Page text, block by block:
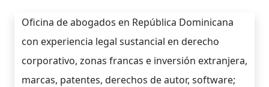
Oficina de abogados en República Dominicana
con experiencia legal sustancial en derecho
corporativo, zonas francas e inversión extranjera,
marcas, patentes, derechos de autor, software;